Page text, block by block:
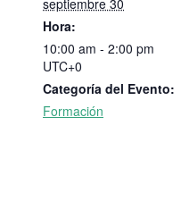
Hora:
10:00 am - 2:00 pm
UTC+0
Categoría del Evento:
Formación